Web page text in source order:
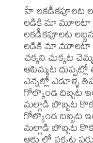
హే లకడీకపూలట
లడికి మా మూలటా
లకడీకపూలట
లడికి మా మూలటా
చక్కని చుక్కట
ఆపిమ్మట దుప్పట్లో
ఎన్నెల్లో ఎడూళ్ళ
గోల్కొండ దిబ్బట
మల్గాడి బొబ్బట
గోల్కొండ దిబ్బట
మల్గాడి బొబ్బట
ఆకు లో వక్కట